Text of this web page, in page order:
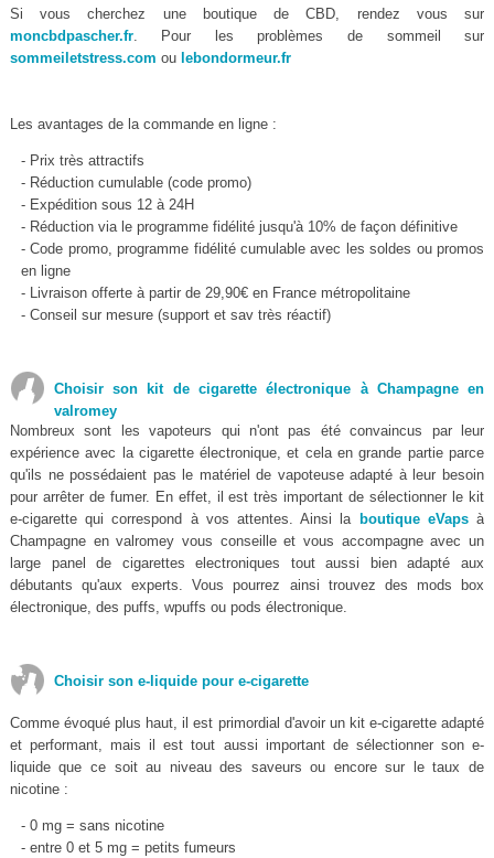
Si vous cherchez une boutique de CBD, rendez vous sur
moncbdpascher.fr. Pour les problèmes de sommeil sur
sommeiletstress.com ou lebondormeur.fr
Les avantages de la commande en ligne :
- Prix très attractifs
- Réduction cumulable (code promo)
- Expédition sous 12 à 24H
- Réduction via le programme fidélité jusqu'à 10% de façon définitive
- Code promo, programme fidélité cumulable avec les soldes ou promos
en ligne
- Livraison offerte à partir de 29,90€ en France métropolitaine
- Conseil sur mesure (support et sav très réactif)
Choisir son kit de cigarette électronique à Champagne en
valromey
Nombreux sont les vapoteurs qui n'ont pas été convaincus par leur
expérience avec la cigarette électronique, et cela en grande partie parce
qu'ils ne possédaient pas le matériel de vapoteuse adapté à leur besoin
pour arrêter de fumer. En effet, il est très important de sélectionner le kit
e-cigarette qui correspond à vos attentes. Ainsi la boutique eVapsà
Champagne en valromey vous conseille et vous accompagne avec un
large panel de cigarettes electroniques tout aussi bien adapté aux
débutants qu'aux experts. Vous pourrez ainsi trouvez des mods box
électronique, des puffs, wpuffs ou pods électronique.
Choisir son e-liquide pour e-cigarette
Comme évoqué plus haut, il est primordial d'avoir un kit e-cigarette adapté
et performant, mais il est tout aussi important de sélectionner son e-
liquide que ce soit au niveau des saveurs ou encore sur le taux de
nicotine :
- 0 mg = sans nicotine
- entre 0 et 5 mg = petits fumeurs